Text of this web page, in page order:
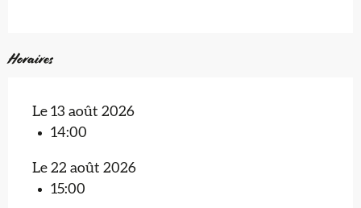
Horaires
Le 13 août 2026
14:00
Le 22 août 2026
15:00